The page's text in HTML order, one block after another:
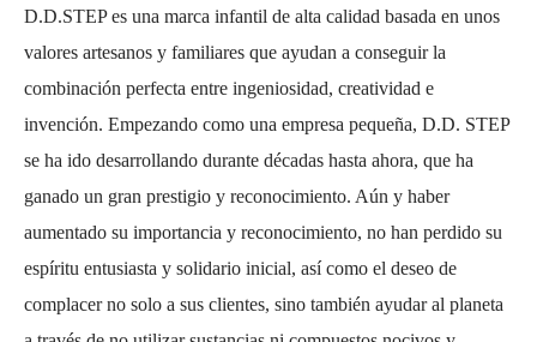
D.D.STEP es una marca infantil de alta calidad basada en unos
valores artesanos y familiares que ayudan a conseguir la
combinación perfecta entre ingeniosidad, creatividad e
invención. Empezando como una empresa pequeña, D.D. STEP
se ha ido desarrollando durante décadas hasta ahora, que ha
ganado un gran prestigio y reconocimiento. Aún y haber
aumentado su importancia y reconocimiento, no han perdido su
espíritu entusiasta y solidario inicial, así como el deseo de
complacer no solo a sus clientes, sino también ayudar al planeta